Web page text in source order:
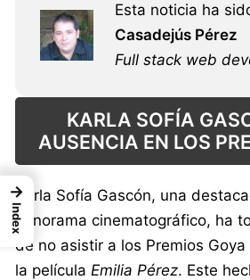
Esta noticia ha
Casadejús Pérez
Full stack web
KARLA SOFÍA
AUSENCIA EN LOS
Karla Sofía Gascón, una
panorama cinematográfico, ha
de no asistir a los Premios
la película Emilia Pérez. Este
→
Index